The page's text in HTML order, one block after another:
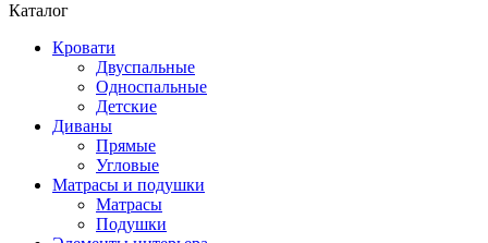
Каталог
Кровати
Двуспальные
Односпальные
Детские
Диваны
Прямые
Угловые
Матрасы и подушки
Матрасы
Подушки